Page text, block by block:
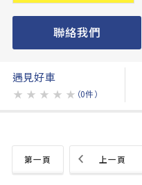
聯絡我們
遇見好車
★ ★ ★ ★ ★ （0件）
第一頁 上一頁